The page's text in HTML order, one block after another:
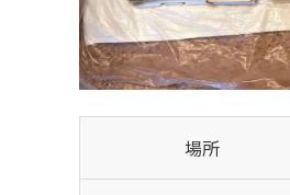
場所